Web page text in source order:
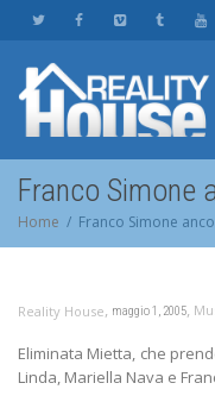
Franco Simone
Home Franco Simone
Reality House, maggio 1, 2005,
Eliminata Mietta, che
Linda, Mariella Nava e